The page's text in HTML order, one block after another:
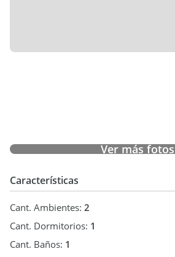
Ver más fotos
Características
Cant. Ambientes: 2
Cant. Dormitorios: 1
Cant. Baños: 1